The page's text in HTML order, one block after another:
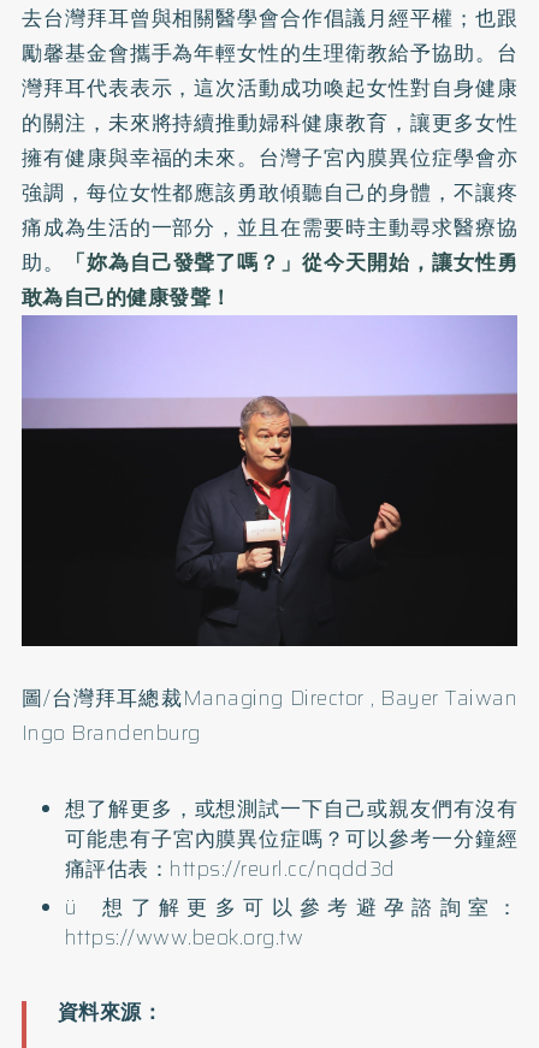
去台灣拜耳曾與相關醫學會合作倡議月經平權；也跟
勵馨基金會攜手為年輕女性的生理衛教給予協助。台
灣拜耳代表表示，這次活動成功喚起女性對自身健康
的關注，未來將持續推動婦科健康教育，讓更多女性
擁有健康與幸福的未來。台灣子宮內膜異位症學會亦
強調，每位女性都應該勇敢傾聽自己的身體，不讓疼
痛成為生活的一部分，並且在需要時主動尋求醫療協
助。
「妳為自己發聲了嗎？」從今天開始，讓女性勇
敢為自己的健康發聲！
圖/台灣拜耳總裁Managing Director , Bayer Taiwan
Ingo Brandenburg
想了解更多，或想測試一下自己或親友們有沒有
可能患有子宮內膜異位症嗎？可以參考一分鐘經
痛評估表： https://reurl.cc/nqdd3d
ü 想了解更多可以參考避孕諮詢室：
https://www.beok.org.tw